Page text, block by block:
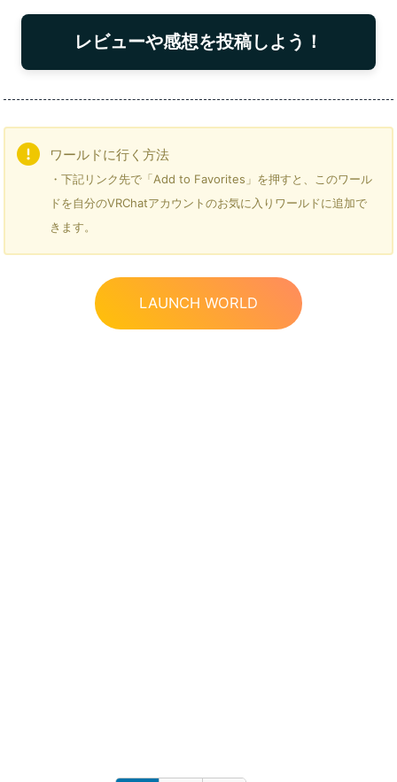
レビューや感想を投稿しよう！
ワールドに行く方法
・下記リンク先で「Add to Favorites」を押すと、このワール
ドを自分のVRChatアカウントのお気に入りワールドに追加で
きます。
LAUNCH WORLD